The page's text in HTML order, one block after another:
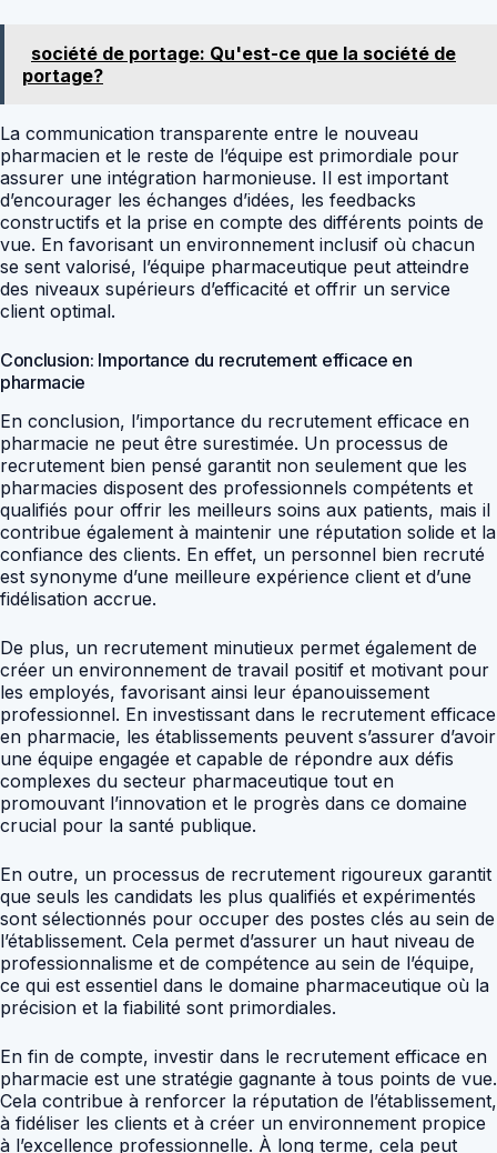
société de portage: Qu'est-ce que la société de
portage?
La communication transparente entre le nouveau
pharmacien et le reste de l’équipe est primordiale pour
assurer une intégration harmonieuse. Il est important
d’encourager les échanges d’idées, les feedbacks
constructifs et la prise en compte des différents points de
vue. En favorisant un environnement inclusif où chacun
se sent valorisé, l’équipe pharmaceutique peut atteindre
des niveaux supérieurs d’efficacité et offrir un service
client optimal.
Conclusion: Importance du recrutement efficace en
pharmacie
En conclusion, l’importance du recrutement efficace en
pharmacie ne peut être surestimée. Un processus de
recrutement bien pensé garantit non seulement que les
pharmacies disposent des professionnels compétents et
qualifiés pour offrir les meilleurs soins aux patients, mais il
contribue également à maintenir une réputation solide et la
confiance des clients. En effet, un personnel bien recruté
est synonyme d’une meilleure expérience client et d’une
fidélisation accrue.
De plus, un recrutement minutieux permet également de
créer un environnement de travail positif et motivant pour
les employés, favorisant ainsi leur épanouissement
professionnel. En investissant dans le recrutement efficace
en pharmacie, les établissements peuvent s’assurer d’avoir
une équipe engagée et capable de répondre aux défis
complexes du secteur pharmaceutique tout en
promouvant l’innovation et le progrès dans ce domaine
crucial pour la santé publique.
En outre, un processus de recrutement rigoureux garantit
que seuls les candidats les plus qualifiés et expérimentés
sont sélectionnés pour occuper des postes clés au sein de
l’établissement. Cela permet d’assurer un haut niveau de
professionnalisme et de compétence au sein de l’équipe,
ce qui est essentiel dans le domaine pharmaceutique où la
précision et la fiabilité sont primordiales.
En fin de compte, investir dans le recrutement efficace en
pharmacie est une stratégie gagnante à tous points de vue.
Cela contribue à renforcer la réputation de l’établissement,
à fidéliser les clients et à créer un environnement propice
à l’excellence professionnelle. À long terme, cela peut